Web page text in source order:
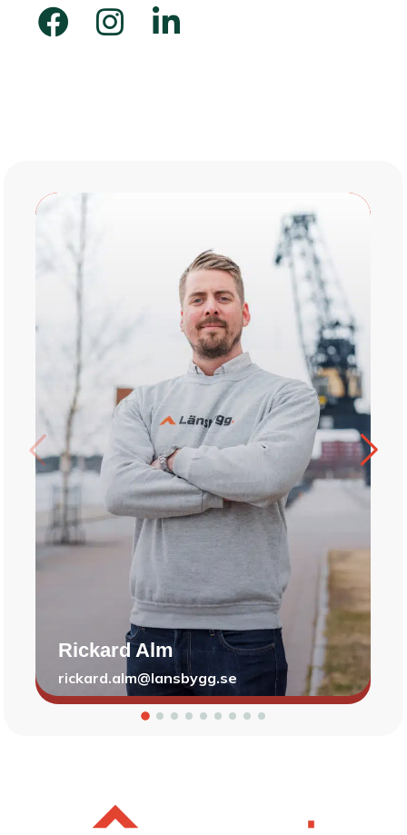
Rickard Alm
rickard.alm@lansbygg.se